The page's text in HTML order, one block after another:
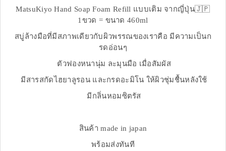
MatsuKiyo Hand Soap Foam Refill แบบเติม จากญี่ปุ่น🇯🇵
1ขวด = ขนาด 460ml
สบู่ล้างมือที่มีสภาพเดียวกับผิวพรรณของเราคือ มีความเป็นก
รดอ่อนๆ
ตัวฟองหนานุ่ม ละมุนมือ เมื่อสัมผัส
มีสารสกัดไฮยาลูรอน และกรดอะมิโน ให้ผิวชุ่มชื้นหลังใช้
มีกลิ่นหอมซิตรัส
สินค้า made in japan
พร้อมส่งทันที